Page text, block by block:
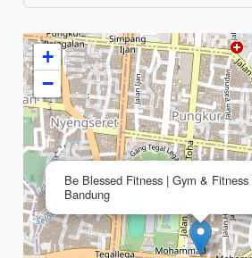
Be Blessed Fitness | Gym & Fitness
Bandung
+
−